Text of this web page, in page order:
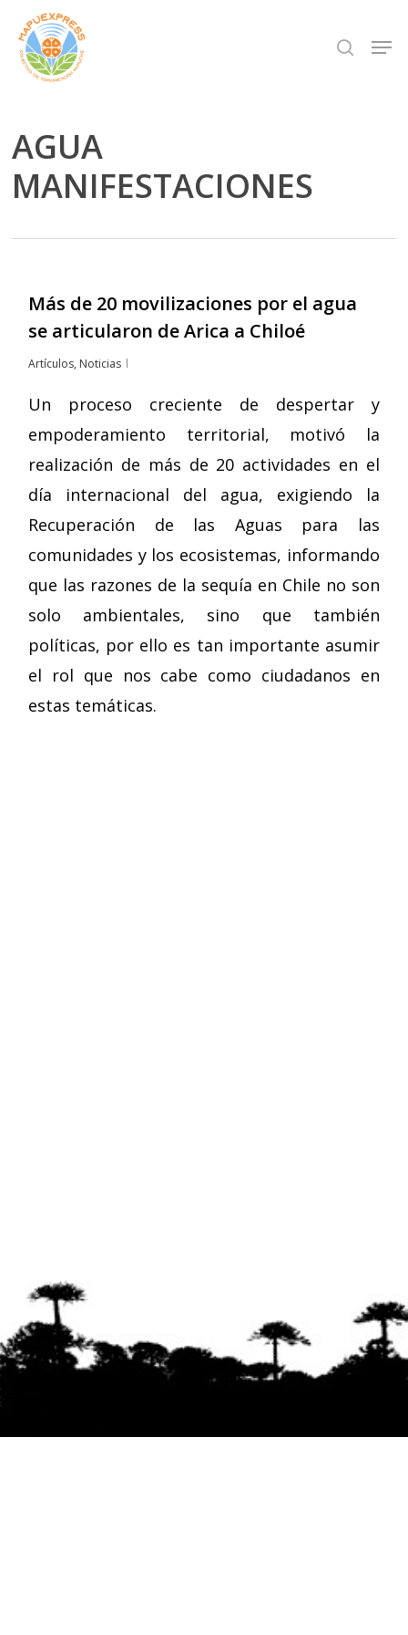
Skip
main
search
AGUA
MANIFESTACIONES
Más de 20 movilizaciones por el agua
se articularon de Arica a Chiloé
Artículos, Noticias
Un proceso creciente de despertar y
empoderamiento territorial, motivó la
realización de más de 20 actividades en el
día internacional del agua, exigiendo la
Recuperación de las Aguas para las
comunidades y los ecosistemas, informando
que las razones de la sequía en Chile no son
solo ambientales, sino que también
políticas, por ello es tan importante asumir
el rol que nos cabe como ciudadanos en
estas temáticas.
Close